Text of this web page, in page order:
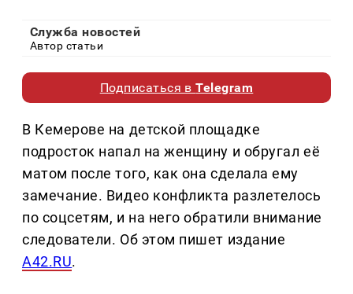
Служба новостей
Автор статьи
Подписаться вTelegram
В Кемерове на детской площадке
подросток напал на женщину и обругал её
матом после того, как она сделала ему
замечание. Видео конфликта разлетелось
по соцсетям, и на него обратили внимание
следователи. Об этом пишет издание
A42.RU.